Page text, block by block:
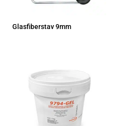
Glasfiberstav 9mm